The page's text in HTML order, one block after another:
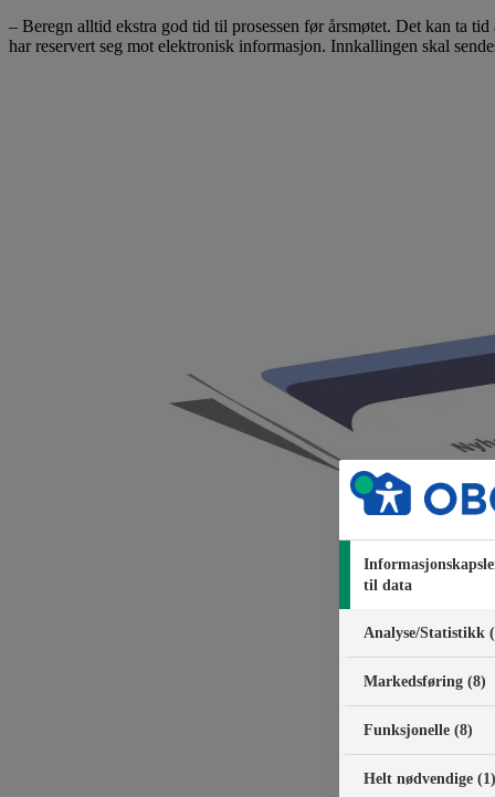
– Beregn alltid ekstra god tid til prosessen før årsmøtet. Det kan ta
har reservert seg mot elektronisk informasjon. Innkallingen skal
til data
Analyse/Statistikk
Markedsføring (8)
Funksjonelle (8)
Helt nødvendige (1)